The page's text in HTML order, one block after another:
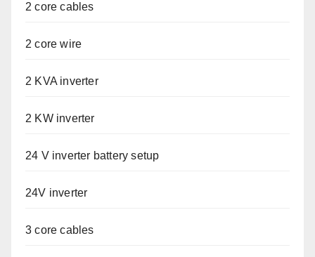
2 core cables
2 core wire
2 KVA inverter
2 KW inverter
24 V inverter battery setup
24V inverter
3 core cables